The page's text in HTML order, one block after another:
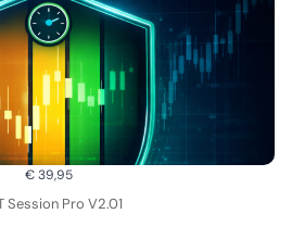
€ 39,95
Session Pro V2.01